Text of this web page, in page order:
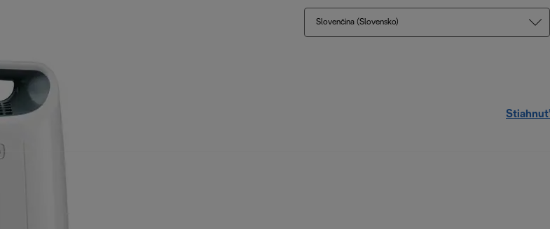
Slovenčina (Slovensko)
Stiahnuť